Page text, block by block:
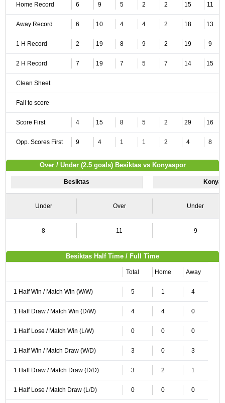
Home Record 6 9 5 2 2 15 11
Away Record 6 10 4 4 2 18 13
1 H Record 2 19 8 9 2 19 9
2 H Record 7 19 7 5 7 14 15
Clean Sheet
Fail to score
Score First 4 15 8 5 2 29 16
Opp. Scores First 9 4 1 1 2 4 8
Over / Under (2.5 goals) Besiktas vs Konyaspor
Besiktas
Under Over Under
8 11 9
Besiktas Half Time / Full Time
Total Home Away
1 Half Win / Match Win (W/W) 5 1 4
1 Half Draw / Match Win (D/W) 4 4 0
1 Half Lose / Match Win (L/W) 0 0 0
1 Half Win / Match Draw (W/D) 3 0 3
1 Half Draw / Match Draw (D/D) 3 2 1
1 Half Lose / Match Draw (L/D) 0 0 0